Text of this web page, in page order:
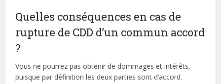
Quelles conséquences en cas de
rupture de CDD d’un commun accord
?
Vous ne pourrez pas obtenir de dommages et intérêts,
puisque par définition les deux parties sont d’accord.